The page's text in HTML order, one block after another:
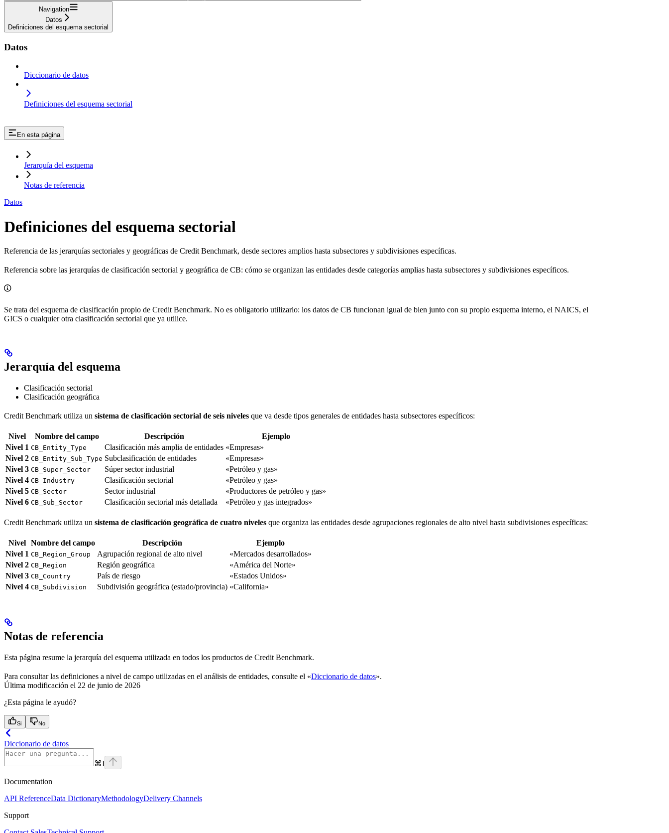
Navigation
Datos
Definiciones del esquema sectorial
Datos
Diccionario de datos
Definiciones del esquema sectorial
En esta página
Jerarquía del esquema
Notas de referencia
Datos
Definiciones del esquema sectorial
Referencia de las jerarquías sectoriales y geográficas de Credit Benchmark, desde sectores amplios hasta subsectores y subdivisiones específicas.
Referencia sobre las jerarquías de clasificación sectorial y geográfica de CB: cómo se organizan las entidades desde categorías amplias hasta subsectores y subdivisiones específicos.
Se trata del esquema de clasificación propio de Credit Benchmark. No es obligatorio utilizarlo: los datos de CB funcionan igual de bien junto con su propio esquema interno, el NAICS, el
GICS o cualquier otra clasificación sectorial que ya utilice.
Jerarquía del esquema
Clasificación sectorial
Clasificación geográfica
Credit Benchmark utiliza un sistema de clasificación sectorial de seis niveles que va desde tipos generales de entidades hasta subsectores específicos:
Nivel Nombre del campo Descripción
Ejemplo
Nivel 1 CB_Entity_Type Clasificación más amplia de entidades «Empresas»
Nivel 2 CB_Entity_Sub_Type Subclasificación de entidades
«Empresas»
Nivel 3 CB_Super_Sector Súper sector industrial
«Petróleo y gas»
Nivel 4 CB_Industry Clasificación sectorial
«Petróleo y gas»
Nivel 5 CB_Sector Sector industrial
«Productores de petróleo y gas»
Nivel 6 CB_Sub_Sector Clasificación sectorial más detallada «Petróleo y gas integrados»
Credit Benchmark utiliza un sistema de clasificación geográfica de cuatro niveles que organiza las entidades desde agrupaciones regionales de alto nivel hasta subdivisiones específicas:
Nivel Nombre del campo Descripción
Ejemplo
Nivel 1 CB_Region_Group Agrupación regional de alto nivel
«Mercados desarrollados»
Nivel 2 CB_Region Región geográfica
«América del Norte»
Nivel 3 CB_Country País de riesgo
«Estados Unidos»
Nivel 4 CB_Subdivision Subdivisión geográfica (estado/provincia) «California»
Notas de referencia
Esta página resume la jerarquía del esquema utilizada en todos los productos de Credit Benchmark.
Para consultar las definiciones a nivel de campo utilizadas en el análisis de entidades, consulte el «Diccionario de datos».
Última modificación el 22 de junio de 2026
¿Esta página le ayudó?
Si No
Diccionario de datos
⌘I
Documentation
API ReferenceData DictionaryMethodologyDelivery Channels
Support